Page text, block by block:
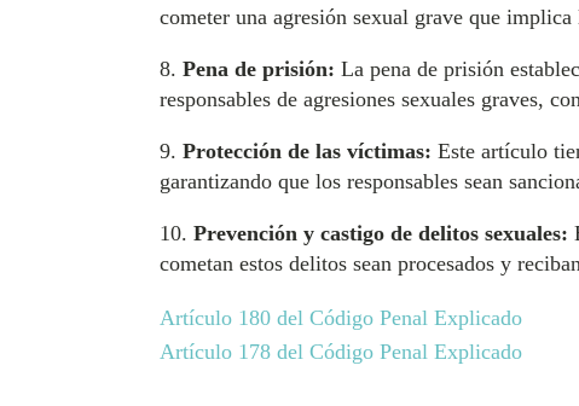
cometer una agresión sexual grave que
8. Pena de prisión: La pena de prisión
responsables de agresiones sexuales graves,
9. Protección de las víctimas: Este artículo
garantizando que los responsables sean
10. Prevención y castigo de delitos sexuales:
cometan estos delitos sean procesados y
Artículo 180 del Código Penal Explicado
Artículo 178 del Código Penal Explicado